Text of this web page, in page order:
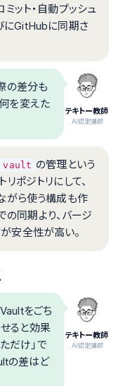
ット・自動プッシュ
にGitHubに同期さ
テキトー教師
.AI認定講師
の差分も
を変えた
vault の管理という
ポジトリにして、
がら使う構成も作
同期より、バージ
安全性が高い。
テキトー教師
.AI認定講師
をごち
ると効果
だけ」で
の差はど